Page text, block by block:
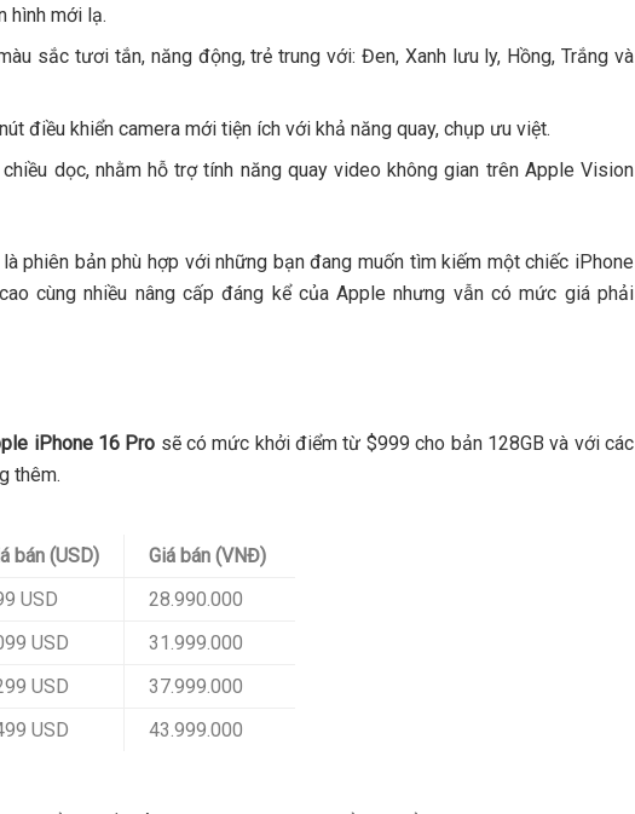
hình mới lạ.
sắc tươi tắn, năng động, trẻ trung với: Đen, Xanh lưu ly, Hồng, Trắng và
điều khiển camera mới tiện ích với khả năng quay, chụp ưu việt.
dọc, nhằm hỗ trợ tính năng quay video không gian trên Apple Vision
là phiên bản phù hợp với những bạn đang muốn tìm kiếm một chiếc iPhone
cùng nhiều nâng cấp đáng kể của Apple nhưng vẫn có mức giá phải
iPhone 16 Pro sẽ có mức khởi điểm từ $999 cho bản 128GB và với các
thêm.
bán (USD)
Giá bán (VNĐ)
USD
28.990.000
USD
31.999.000
USD
37.999.000
USD 43.999.000